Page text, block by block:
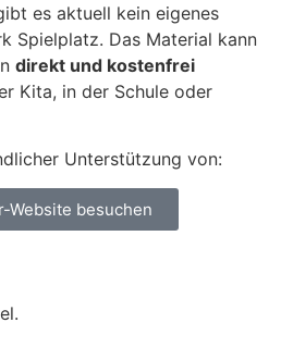
es aktuell kein eigenes
Spielplatz. Das Material kann
direkt und kostenfrei
Kita, in der Schule oder
Unterstützung von:
Website besuchen